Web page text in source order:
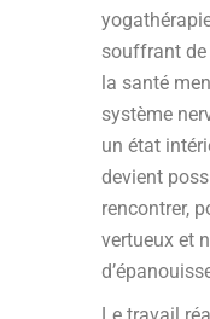
souffrant de
la santé
système
un état
devient
rencontrer,
vertueux et
Le travail